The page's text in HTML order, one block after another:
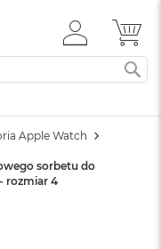
ZALOGUJ
SIĘ
Apple Watch
sorbetu do
rozmiar 4